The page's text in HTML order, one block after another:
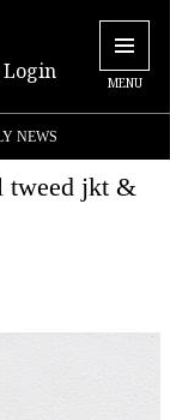
Login MENU
NEWS
tweed jkt &